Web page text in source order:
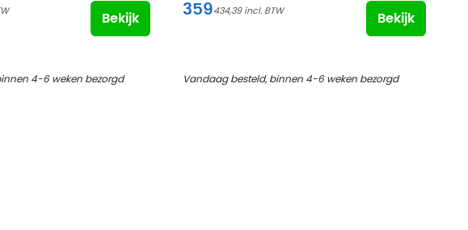
Bekijk
4-6 weken bezorgd
359434,39
Bekijk
Vandaag besteld, binnen 4-6 weken bezorgd